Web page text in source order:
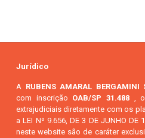
Jurídico
A RUBENS AMARAL BERGAMINI
com inscrição OAB/SP 31.488 ,
extrajudiciais diretamente com os
a LEI Nº 9.656, DE 3 DE JUNHO
neste website são de caráter